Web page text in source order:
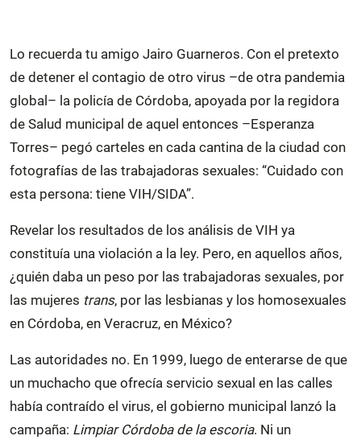
Lo recuerda tu amigo Jairo Guarneros. Con el pretexto
de detener el contagio de otro virus –de otra pandemia
global– la policía de Córdoba, apoyada por la regidora
de Salud municipal de aquel entonces –Esperanza
Torres– pegó carteles en cada cantina de la ciudad con
fotografías de las trabajadoras sexuales: “Cuidado con
esta persona: tiene VIH/SIDA”.
Revelar los resultados de los análisis de VIH ya
constituía una violación a la ley. Pero, en aquellos años,
¿quién daba un peso por las trabajadoras sexuales, por
las mujeres trans, por las lesbianas y los homosexuales
en Córdoba, en Veracruz, en México?
Las autoridades no. En 1999, luego de enterarse de que
un muchacho que ofrecía servicio sexual en las calles
había contraído el virus, el gobierno municipal lanzó la
campaña: Limpiar Córdoba de la escoria. Ni un